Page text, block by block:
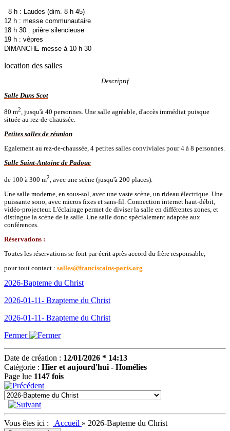
8 h : Laudes (dim. 8 h 45)
12 h : messe communautaire
18 h 30 : prière silencieuse
19 h : vêpres
DIMANCHE messe à 10 h 30
location des salles
Descriptif
Salle Duns Scot
80 m2, jusqu'à 40 personnes. Une salle agréable, d'accès immédiat puisque
située au rez-de-chaussée.
Petites salles de réunion
Egalement au rez-de-chaussée, 4 petites salles conviviales pour 4 à 8 personnes.
Salle Saint-Antoine de Padoue
de 100 à 300 m2 , avec une scène (jusqu'à 200 places).
Une salle moderne, en sous-sol, avec une vaste scène, un rideau électrique. Une
puissante sono, avec micros fixes et sans-fil. Connection internet haut-débit,
vidéo-projecteur. L'éclairage permet de diviser la salle en différentes zones, et
distingue la scène de la salle. Une salle donc spécialement adaptée aux
conférences.
Réservations :
Toutes les réservations se font par écrit après accord du frère responsable,
pour tout contact : salles@franciscains-paris.org
2026-Bapteme du Christ
2026-01-11- Bzapteme du Christ
2026-01-11- Bzapteme du Christ
Fermer
Date de création : 12/01/2026 * 14:13
Catégorie : Hier et aujourd'hui - Homélies
Page lue 1147 fois
Vous êtes ici : Accueil » 2026-Bapteme du Christ